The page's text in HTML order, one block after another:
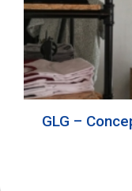
GLG –